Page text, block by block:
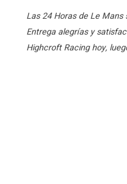
Las 24 Horas de Le
Entrega alegrías y
Highcroft Racing hoy,